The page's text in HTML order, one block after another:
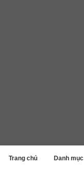
Trang chủ Danh mục